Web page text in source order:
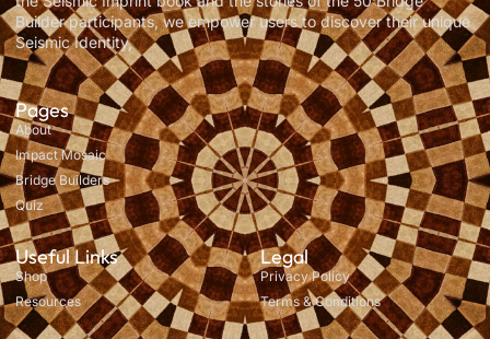
Pages
About
Impact Mosaic
Bridge Builders
Quiz
Useful Links
Shop
Resources
Legal
Privacy Policy
Terms & Conditions
Builder participants, we empower users to discover their unique
Seismic Identity,